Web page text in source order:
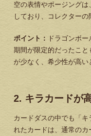
空の表情やポージング
しており、コレクターの
ポイント：
ドラゴンボ
期間が限定的だったこ
が少なく、希少性が高い
2. キラカードが
カードダスの中でも「
れたカードは、通常のカ